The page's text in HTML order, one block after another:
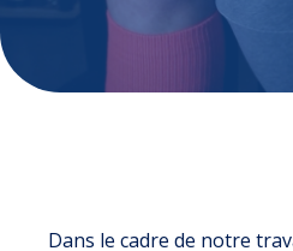
Dans le cadre de notre